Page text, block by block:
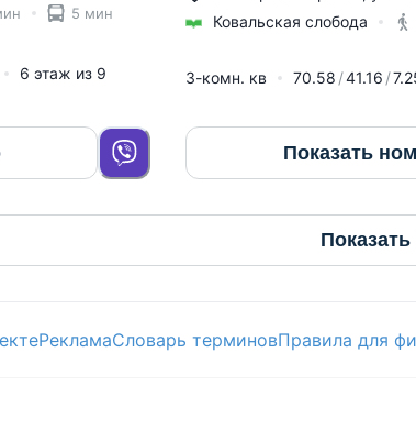
5 мин
6 этаж из 9
Ковальская слобода
3-комн. кв 70.58 41.16
Показать
РекламаСловарь терминовПравила для